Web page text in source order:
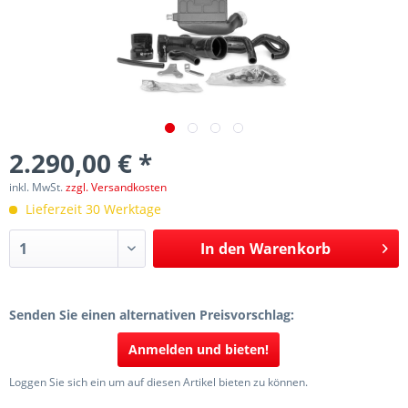
2.290,00 € *
inkl. MwSt.zzgl. Versandkosten
Lieferzeit 30 Werktage
In den Warenkorb
Senden Sie einen alternativen Preisvorschlag:
Anmelden und bieten!
Loggen Sie sich ein um auf diesen Artikel bieten zu können.